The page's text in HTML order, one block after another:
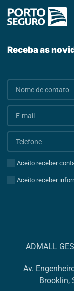
Receba as
Aceito receber
Aceito receber
ADMALL
Av.
Brooklin,